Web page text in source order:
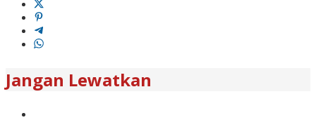
Jangan Lewatkan